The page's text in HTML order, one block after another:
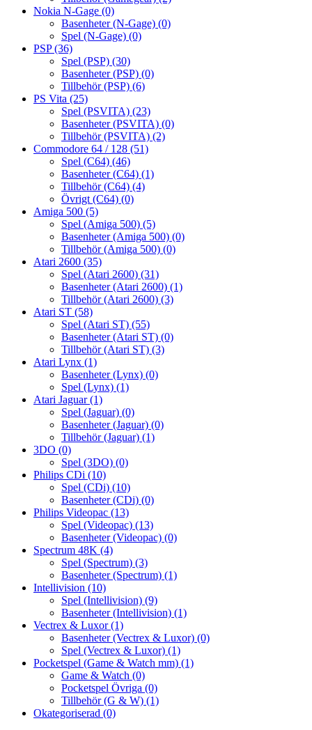
Nokia N-Gage (0)
Basenheter (N-Gage) (0)
Spel (N-Gage) (0)
PSP(36)
Spel (PSP) (30)
Basenheter (PSP) (0)
Tillbehör (PSP) (6)
PS Vita (25)
Spel (PSVITA) (23)
Basenheter (PSVITA) (0)
Tillbehör (PSVITA) (2)
Commodore 64 / 128 (51)
Spel (C64) (46)
Basenheter (C64) (1)
Tillbehör (C64) (4)
Övrigt (C64) (0)
Amiga 500 (5)
Spel (Amiga 500) (5)
Basenheter (Amiga 500) (0)
Tillbehör (Amiga 500) (0)
Atari 2600 (35)
Spel (Atari 2600) (31)
Basenheter (Atari 2600) (1)
Tillbehör (Atari 2600) (3)
Atari ST (58)
Spel (Atari ST) (55)
Basenheter (Atari ST) (0)
Tillbehör (Atari ST) (3)
Atari Lynx (1)
Basenheter (Lynx) (0)
Spel (Lynx) (1)
Atari Jaguar(1)
Spel (Jaguar) (0)
Basenheter (Jaguar) (0)
Tillbehör (Jaguar) (1)
3DO (0)
Spel (3DO) (0)
Philips CDi (10)
Spel (CDi) (10)
Basenheter (CDi) (0)
Philips Videopac (13)
Spel (Videopac) (13)
Basenheter (Videopac) (0)
Spectrum 48K (4)
Spel (Spectrum) (3)
Basenheter (Spectrum) (1)
Intellivision (10)
Spel (Intellivision) (9)
Basenheter (Intellivision) (1)
Vectrex & Luxor(1)
Basenheter (Vectrex & Luxor) (0)
Spel (Vectrex & Luxor) (1)
Pocketspel (Game & Watch mm) (1)
Game & Watch (0)
Pocketspel Övriga (0)
Tillbehör (G & W) (1)
Okategoriserad (0)